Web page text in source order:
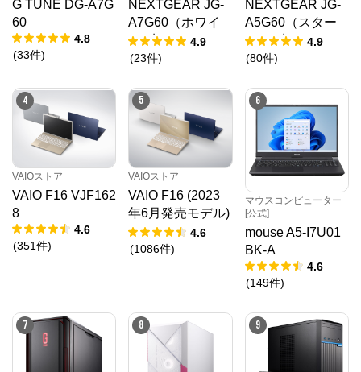
G TUNE DG-A7G
60
4.8
(33件)
NEXTGEAR JG-
A7G60（ホワイ
ト5点セット）
4.9
(23件)
NEXTGEAR JG-
A5G60（スター
ター5点セット）
4.9
(80件)
4
VAIOストア
VAIO F16 VJF162
8
4.6
(351件)
5
VAIOストア
VAIO F16 (2023
年6月発売モデル)
VJF1618
4.6
(1086件)
6
マウスコンピューター
[公式]
mouse A5-I7U01
BK-A
4.6
(149件)
7 8 9